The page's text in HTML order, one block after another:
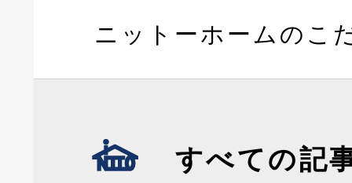
ニットーホームのこ
すべての記